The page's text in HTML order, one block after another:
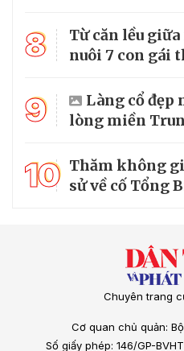
8
Từ căn lều
nuôi 7 con gái
9
Làng cổ đẹp
lòng miền
10 Thăm không
sử về cố Tổng
Chuyên trang
Cơ quan chủ quản:
Số giấy phép: 146/GP-